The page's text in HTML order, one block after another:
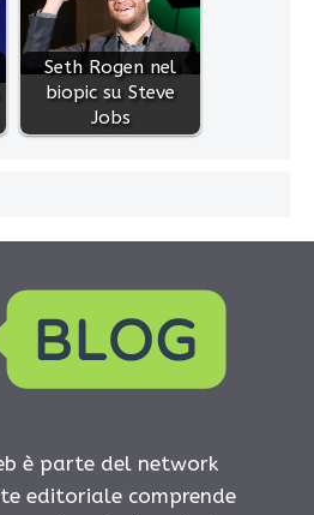
Seth Rogen nel
biopic su Steve
Jobs
è parte del network
editoriale comprende